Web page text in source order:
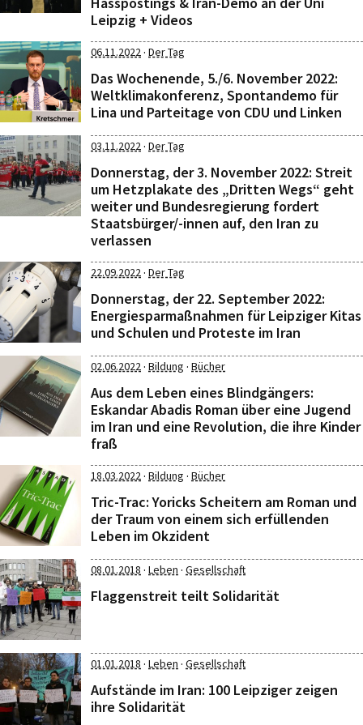
Leipzig + Videos
06.11.2022· Der Tag
Das Wochenende, 5./6. November 2022:
Weltklimakonferenz, Spontandemo für
Lina und Parteitage von CDU und Linken
03.11.2022· Der Tag
Donnerstag, der 3. November 2022: Streit
um Hetzplakate des „Dritten Wegs“ geht
weiter und Bundesregierung fordert
Staatsbürger/-innen auf, den Iran zu
verlassen
22.09.2022· Der Tag
Donnerstag, der 22. September 2022:
Energiesparmaßnahmen für Leipziger Kitas
und Schulen und Proteste im Iran
02.06.2022· Bildung · Bücher
Aus dem Leben eines Blindgängers:
Eskandar Abadis Roman über eine Jugend
im Iran und eine Revolution, die ihre Kinder
fraß
18.03.2022· Bildung · Bücher
Tric-Trac: Yoricks Scheitern am Roman und
der Traum von einem sich erfüllenden
Leben im Okzident
08.01.2018 · Leben · Gesellschaft
Flaggenstreit teilt Solidarität
01.01.2018 · Leben · Gesellschaft
Aufstände im Iran: 100 Leipziger zeigen
ihre Solidarität